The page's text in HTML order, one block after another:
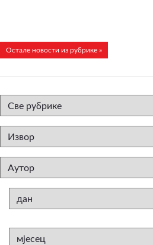
Остале новости из рубрике »